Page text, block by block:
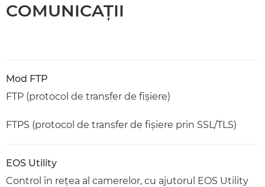
COMUNICAŢII
Mod FTP
FTP (protocol de transfer de fişiere)
FTPS (protocol de transfer de fişiere prin SSL/TLS)
EOS Utility
Control în reţea al camerelor, cu ajutorul EOS Utility